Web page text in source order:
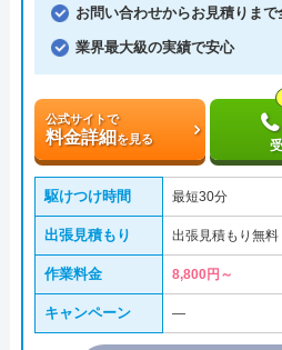
お問い合わせからお見積りまで
業界最大級の実績で安心
公式サイトで
料金詳細を見る
駆けつけ時間 最短30分
出張見積もり 出張見積もり無料
作業料金 8,800円～
キャンペーン ―